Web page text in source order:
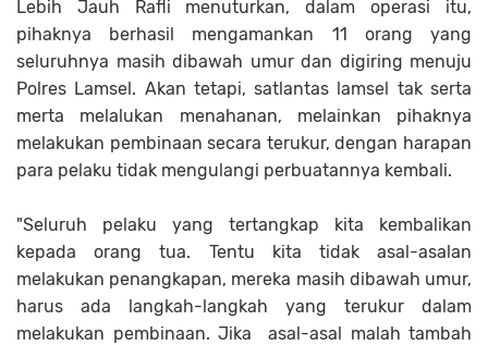
Lebih Jauh Rafli menuturkan, dalam operasi itu,
pihaknya berhasil mengamankan 11 orang yang
seluruhnya masih dibawah umur dan digiring menuju
Polres Lamsel. Akan tetapi, satlantas lamsel tak serta
merta melalukan menahanan, melainkan pihaknya
melakukan pembinaan secara terukur, dengan harapan
para pelaku tidak mengulangi perbuatannya kembali.
"Seluruh pelaku yang tertangkap kita kembalikan
kepada orang tua. Tentu kita tidak asal-asalan
melakukan penangkapan, mereka masih dibawah umur,
harus ada langkah-langkah yang terukur dalam
melakukan pembinaan. Jika asal-asal malah tambah